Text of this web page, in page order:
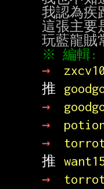
我認為疾
這張主要
→
推
→
→
→
推
→